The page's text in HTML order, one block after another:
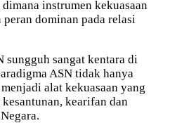
instrumen kekuasaan
dominan pada relasi
sungguh sangat kentara di
ASN tidak hanya
alat kekuasaan yang
kearifan dan